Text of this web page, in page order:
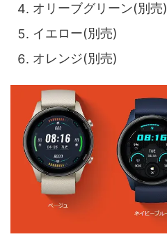
オリーブグリーン(別売)
イエロー(別売)
オレンジ(別売)